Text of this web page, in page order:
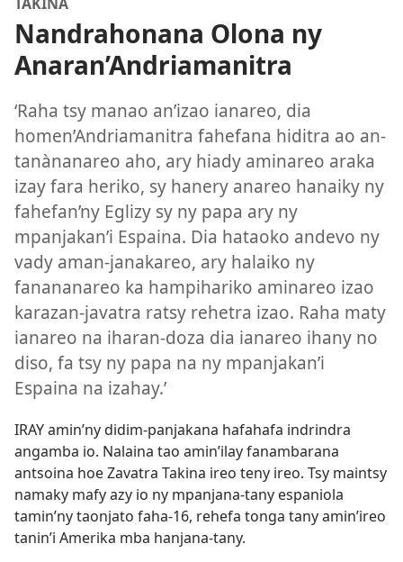
Nandrahonana Olona ny
Anaran’Andriamanitra
‘Raha tsy manao an’izao ianareo, dia
homen’Andriamanitra fahefana hiditra ao an-
tanànanareo aho, ary hiady aminareo araka
izay fara heriko, sy hanery anareo hanaiky ny
fahefan’ny Eglizy sy ny papa ary ny
mpanjakan’i Espaina. Dia hataoko andevo ny
vady aman-janakareo, ary halaiko ny
fanananareo ka hampihariko aminareo izao
karazan-javatra ratsy rehetra izao. Raha maty
ianareo na iharan-doza dia ianareo ihany no
diso, fa tsy ny papa na ny mpanjakan’i
Espaina na izahay.’
IRAY amin’ny didim-panjakana hafahafa indrindra
angamba io. Nalaina tao amin’ilay fanambarana
antsoina hoe Zavatra Takina ireo teny ireo. Tsy maintsy
namaky mafy azy io ny mpanjana-tany espaniola
tamin’ny taonjato faha-16, rehefa tonga tany amin’ireo
tanin’i Amerika mba hanjana-tany.